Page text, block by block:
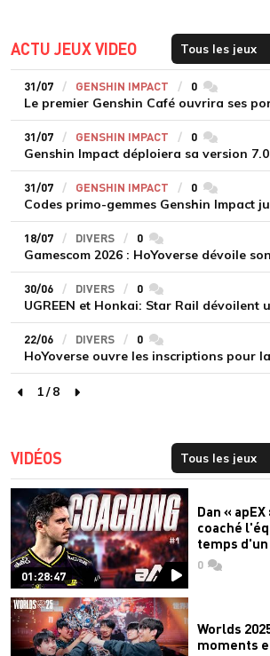
ACTU JEUX VIDEO
31/07 GENSHIN IMPACT 0
31/07 GENSHIN IMPACT 0
31/07 GENSHIN IMPACT 0
18/07 DIVERS 0commentaires
30/06 DIVERS 0commentaires
22/06 DIVERS 0commentaires
page précédente
1/8
page suivante
VIDÉOS
01:28:47
Dan «
coaché
temps
0
Worlds
moments